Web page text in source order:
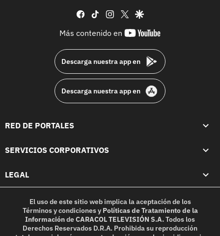
facebook
tiktok instagram
twittergoogle
Más contenido en
youtube-
Descarga nuestra app en
Descarga nuestra app en
RED DE PORTALES
SERVICIOS CORPORATIVOS
LEGAL
El uso de este sitio web implica la aceptación de los
Términos y condicionesy Políticas de Tratamiento de la
InformacióndeCARACOL TELEVISIÓN S.A.Todos los
Derechos Reservados D.R.A. Prohibida su reproducción